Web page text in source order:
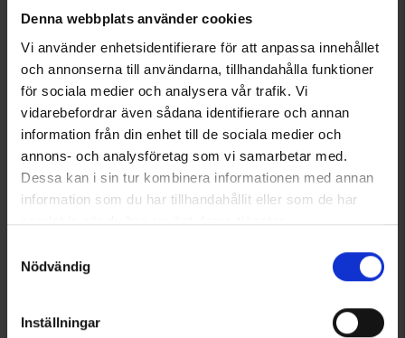
Denna webbplats använder cookies
Vi använder enhetsidentifierare för att anpassa innehållet
och annonserna till användarna, tillhandahålla funktioner
för sociala medier och analysera vår trafik. Vi
vidarebefordrar även sådana identifierare och annan
information från din enhet till de sociala medier och
annons- och analysföretag som vi samarbetar med.
Dessa kan i sin tur kombinera informationen med annan
information som du har tillhandahållit eller som de har
samlat in när du har använt deras tjänster.
Nödvändig
Inställningar
High Mountain
6352
Vurdering:
EP-Collection
8550
4.5 ud af 5 stjerner